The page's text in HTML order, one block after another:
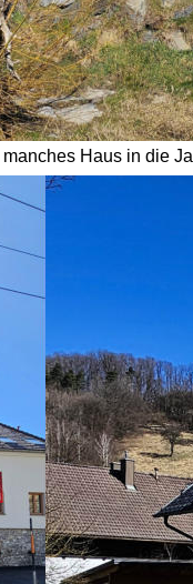
Haus in die